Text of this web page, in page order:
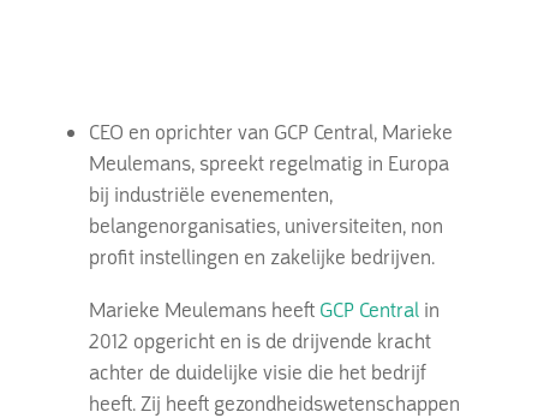
CEO en oprichter van GCP Central, Marieke
Meulemans, spreekt regelmatig in Europa
bij industriële evenementen,
belangenorganisaties, universiteiten, non
profit instellingen en zakelijke bedrijven.
Marieke Meulemans heeft GCP Central in
2012 opgericht en is de drijvende kracht
achter de duidelijke visie die het bedrijf
heeft. Zij heeft gezondheidswetenschappen